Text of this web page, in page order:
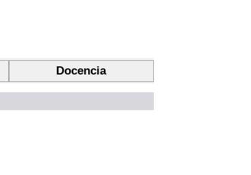
Docencia